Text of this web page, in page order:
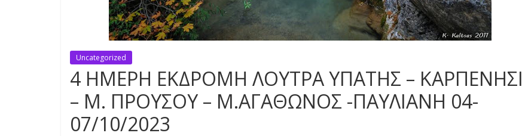
Uncategorized
4 ΗΜΕΡΗ ΕΚΔΡΟΜΗ ΛΟΥΤΡΑ ΥΠΑΤΗΣ – ΚΑΡΠΕΝΗΣΙ
– Μ. ΠΡΟΥΣΟΥ – Μ.ΑΓΑΘΩΝΟΣ -ΠΑΥΛΙΑΝΗ 04-
07/10/2023